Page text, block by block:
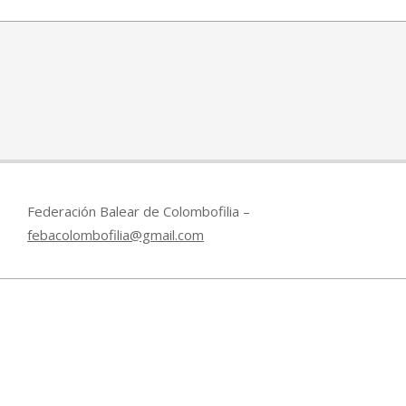
03-
Federación Balear de Colombofilia –
febacolombofilia@gmail.com